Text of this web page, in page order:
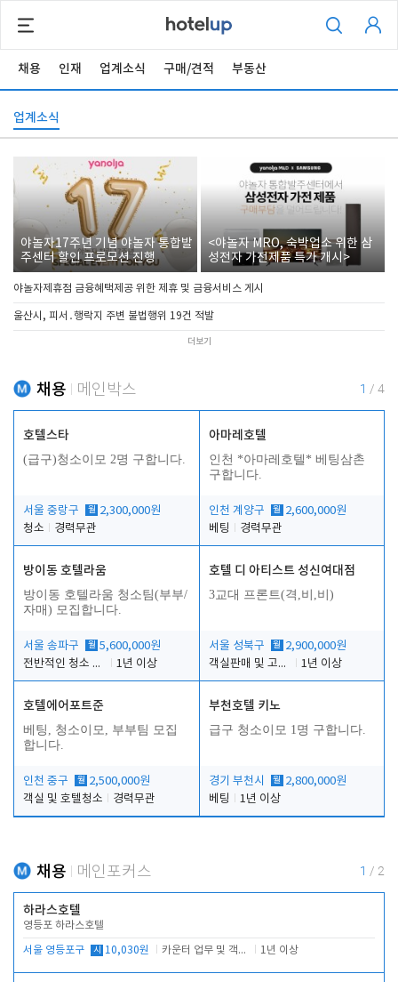
채용 인재 업계소식 구매/견적 부동산
업계소식
야놀자17주년 기념 야놀자 통합발
주센터 할인 프로모션 진행
<야놀자 MRO, 숙박업소 위한 삼
성전자 가전제품 특가 개시>
야놀자제휴점 금융혜택제공 위한 제휴 및 금융서비스 게시
울산시, 피서․행락지 주변 불법행위 19건 적발
더보기
채용 메인박스 1 / 4
호텔스타
(급구)청소이모 2명 구합니다.
서울 중랑구 월 2,300,000원
청소
경력무관
아마레호텔
인천 *아마레호텔* 베팅삼촌
구합니다.
인천 계양구 월 2,600,000원
베팅
경력무관
방이동 호텔라움
방이동 호텔라움 청소팀(부부/
자매) 모집합니다.
서울 송파구 월 5,600,000원
전반적인 청소 업무(객실청소.객실정리)
1년 이상
호텔 디 아티스트 성신여대점
3교대 프론트(격,비,비)
서울 성북구 월 2,900,000원
객실판매 및 고객응대
1년 이상
호텔에어포트준
베팅, 청소이모, 부부팀 모집
합니다.
인천 중구 월 2,500,000원
객실 및 호텔청소
경력무관
부천호텔 키노
급구 청소이모 1명 구합니다.
경기 부천시 월 2,800,000원
베팅
1년 이상
채용 메인포커스 1 / 2
하라스호텔
영등포 하라스호텔
서울 영등포구 시 10,030원 카운터 업무 및 객실관리(청소상태 확인, 객실판매) 1년 이상